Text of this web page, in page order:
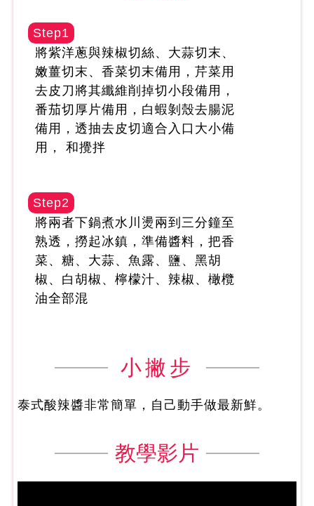
Step1
將紫洋蔥與辣椒切絲、大蒜切末、
嫩薑切末、香菜切末備用，芹菜用
去皮刀將其纖維削掉切小段備用，
番茄切厚片備用，白蝦剝殼去腸泥
備用，透抽去皮切適合入口大小備
用， 和攪拌
Step2
將兩者下鍋煮水川燙兩到三分鐘至
熟透，撈起冰鎮，準備醬料，把香
菜、糖、大蒜、魚露、鹽、黑胡
椒、白胡椒、檸檬汁、辣椒、橄欖
油全部混
小撇步
泰式酸辣醬非常簡單，自己動手做最新鮮。
教學影片